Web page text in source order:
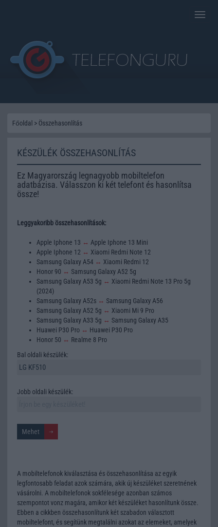
Toggle
Főoldal > Összehasonlítás
KÉSZÜLÉK ÖSSZEHASONLÍTÁS
Ez Magyarország legnagyobb mobiltelefon
adatbázisa. Válasszon ki két telefont és hasonlítsa
össze!
Leggyakoribb összehasonlítások:
Apple Iphone 13 ↔ Apple Iphone 13 Mini
Apple Iphone 12 ↔ Xiaomi Redmi Note 12
Samsung Galaxy A54 ↔ Xiaomi Redmi 12
Honor 90 ↔ Samsung Galaxy A52 5g
Samsung Galaxy A53 5g ↔ Xiaomi Redmi Note 13 Pro 5g
(2024)
Samsung Galaxy A52s ↔ Samsung Galaxy A56
Samsung Galaxy A52 5g ↔ Xiaomi Mi 9 Pro
Samsung Galaxy A33 5g ↔ Samsung Galaxy A35
Huawei P30 Pro ↔ Huawei P30 Pro
Honor 50 ↔ Realme 8 Pro
Bal oldali készülék:
Jobb oldali készülék:
A mobiltelefonok kiválasztása és összehasonlítása az egyik
legfontosabb feladat azok számára, akik új készüléket szeretnének
vásárolni. A mobiltelefonok sokfélesége azonban számos
szempontot vonz magára, amikor két készüléket hasonlítunk össze.
Ebben a cikkben összehasonlítunk két szabadon választott
mobiltelefont, és segítünk megtalálni azokat az elemeket, amelyek